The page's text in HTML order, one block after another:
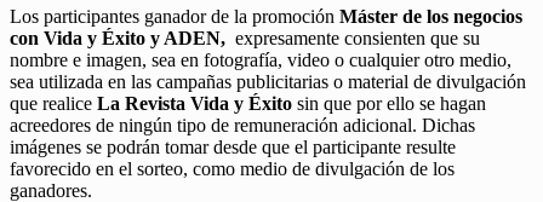
Los participantes ganador de la promoción Máster de los negocios
con Vida y Éxito y ADEN, expresamente consienten que su
nombre e imagen, sea en fotografía, video o cualquier otro medio,
sea utilizada en las campañas publicitarias o material de divulgación
que realice La Revista Vida y Éxito sin que por ello se hagan
acreedores de ningún tipo de remuneración adicional. Dichas
imágenes se podrán tomar desde que el participante resulte
favorecido en el sorteo, como medio de divulgación de los
ganadores.